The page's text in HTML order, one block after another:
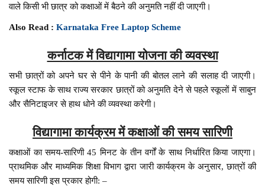
वाले किसी भी छात्र को कक्षाओं में बैठने की अनुमति नहीं दी जाएगी।
Also Read :Karnataka Free Laptop Scheme
कर्नाटक में विद्यागामा योजना की व्यवस्था
सभी छात्रों को अपने घर से पीने के पानी की बोतल लाने की सलाह दी जाएगी।
स्कूल स्टाफ के साथ राज्य सरकार छात्रों को अनुमति देने से पहले स्कूलों में साबुन
और सैनिटाइजर से हाथ धोने की व्यवस्था करेगी।
विद्यागामा कार्यक्रम में कक्षाओं की समय सारिणी
कक्षाओं का समय-सारिणी 45 मिनट के तीन वर्गों के साथ निर्धारित किया जाएगा।
प्राथमिक और माध्यमिक शिक्षा विभाग द्वारा जारी कार्यक्रम के अनुसार, छात्रों की
समय सारिणी इस प्रकार होगी: –